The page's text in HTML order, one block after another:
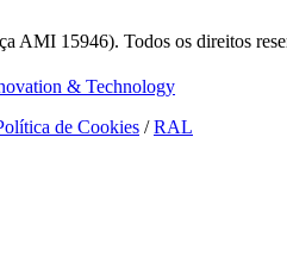
AMI 15946). Todos os direitos
& Technology
de Cookies /RAL